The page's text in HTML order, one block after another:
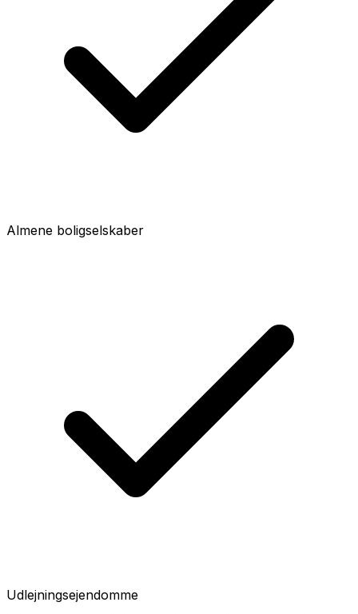
Almene boligselskaber
Udlejningsejendomme